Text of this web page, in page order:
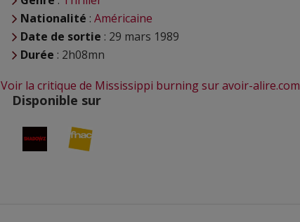
Nationalité : Américaine
Date de sortie : 29 mars 1989
Durée : 2h08mn
Voir la critique de Mississippi burning sur avoir-alire.com
Disponible sur